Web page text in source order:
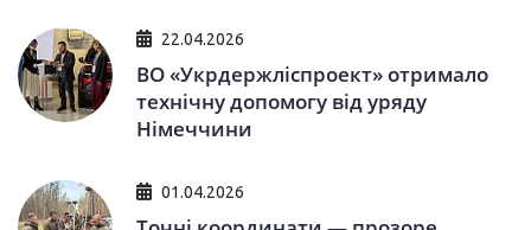
22.04.2026
ВО «Укрдержліспроект» отримало
технічну допомогу від уряду
Німеччини
01.04.2026